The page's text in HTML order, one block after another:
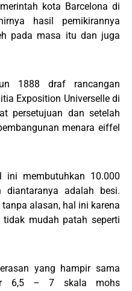
kota Barcelona di
hasil pemikirannya
pada masa itu dan juga
1888 draf rancangan
Exposition Universelle di
persetujuan dan setelah
menara eiffel
ini membutuhkan 10.000
adalah besi.
alasan, hal ini karena
mudah patah seperti
yang hampir sama
6,5 – 7 skala mohs